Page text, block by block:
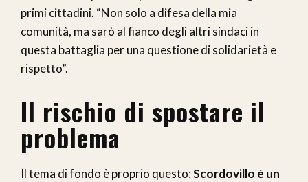
primi cittadini. “Non solo a difesa della mia
comunità, ma sarò al fianco degli altri sindaci in
questa battaglia per una questione di solidarietà e
rispetto”.
Il rischio di spostare il
problema
Il tema di fondo è proprio questo:Scordovillo è un